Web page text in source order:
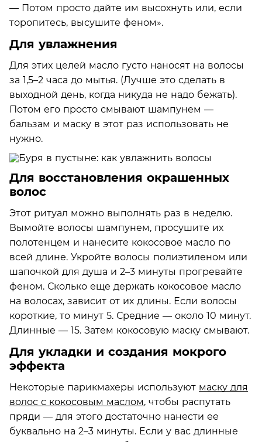
— Потом просто дайте им высохнуть или, если
торопитесь, высушите феном».
Для увлажнения
Для этих целей масло густо наносят на волосы
за 1,5–2 часа до мытья. (Лучше это сделать в
выходной день, когда никуда не надо бежать).
Потом его просто смывают шампунем —
бальзам и маску в этот раз использовать не
нужно.
Для восстановления окрашенных
волос
Этот ритуал можно выполнять раз в неделю.
Вымойте волосы шампунем, просушите их
полотенцем и нанесите кокосовое масло по
всей длине. Укройте волосы полиэтиленом или
шапочкой для душа и 2–3 минуты прогревайте
феном. Сколько еще держать кокосовое масло
на волосах, зависит от их длины. Если волосы
короткие, то минут 5. Средние — около 10 минут.
Длинные — 15. Затем кокосовую маску смывают.
Для укладки и создания мокрого
эффекта
Некоторые парикмахеры используют маску для
волос с кокосовым маслом, чтобы распутать
пряди — для этого достаточно нанести ее
буквально на 2–3 минуты. Если у вас длинные